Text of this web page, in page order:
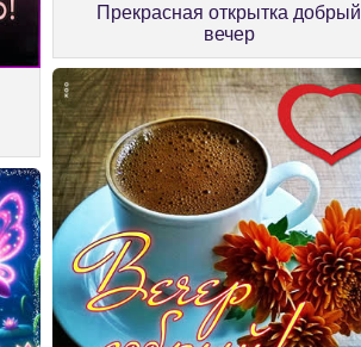
Прекрасная открытка добрый
вечер